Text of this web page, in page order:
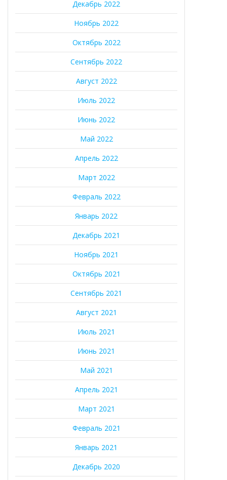
Декабрь 2022
Ноябрь 2022
Октябрь 2022
Сентябрь 2022
Август 2022
Июль 2022
Июнь 2022
Май 2022
Апрель 2022
Март 2022
Февраль 2022
Январь 2022
Декабрь 2021
Ноябрь 2021
Октябрь 2021
Сентябрь 2021
Август 2021
Июль 2021
Июнь 2021
Май 2021
Апрель 2021
Март 2021
Февраль 2021
Январь 2021
Декабрь 2020